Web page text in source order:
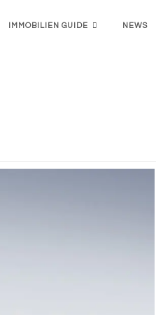
IMMOBILIEN GUIDE NEWS